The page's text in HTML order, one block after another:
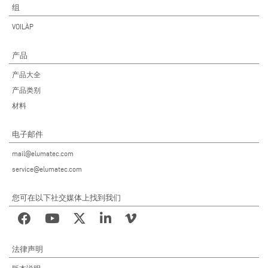
组
VOILÀP
产品
产品大全
产品类别
材料
电子邮件
mail@elumatec.com
service@elumatec.com
您可在以下社交媒体上找到我们
法律声明